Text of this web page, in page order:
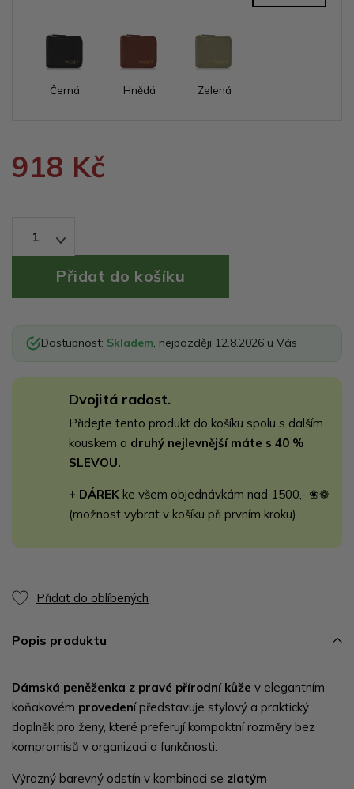
Černá Hnědá Zelená
918 Kč
1
Dostupnost: Skladem, nejpozději 12.8.2026 u Vás
Dvojitá radost.
Přidejte tento produkt do košíku spolu s dalším
kouskem a druhý nejlevnější máte s 40 %
SLEVOU.
+ DÁREK ke všem objednávkám nad 1500,- ❀❁
(možnost vybrat v košíku při prvním kroku)
Přidat do oblíbených
Popis produktu
Dámská peněženka z pravé přírodní kůže v elegantním
koňakovém provedení představuje stylový a praktický
doplněk pro ženy, které preferují kompaktní rozměry bez
kompromisů v organizaci a funkčnosti.
Výrazný barevný odstín v kombinaci se zlatým